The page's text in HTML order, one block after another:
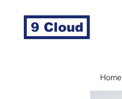
9 Cloud
Home